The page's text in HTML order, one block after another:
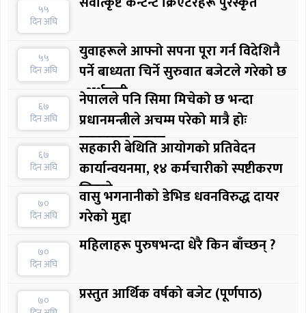
५५
दिन अघि
५५
दिन अघि
युवाहरूले आफ्नो सपना पूरा गर्न विदेशिनै
पर्ने बाध्यता चिर्ने सुरुवात बजेटले गरेको छ
: अर्थमन्त्री
६७
दिन अघि
नेपालले पनि सिमा मिचेको छ भन्दा
प्रधानमन्त्रीले अचम्म परेको मात्रै होः
सरकारका प्रवक्ता
६७
दिन अघि
सहकारी बेथिति आयोगको प्रतिवेदन
कार्यान्वयनमा, १४ कर्मचारीकाे स्पष्टीकरण
लिइयाे
७०
दिन अघि
वासु भगनानीकाे डेभिड धवनविरुद्ध दायर
गरेकाे मुद्दा
७०
दिन अघि
महिलाहरू पुरुषभन्दा धेरै किन बाँच्छन् ?
७० प्रस्तुत आर्थिक वर्षको बजेट (पूर्णपाठ)